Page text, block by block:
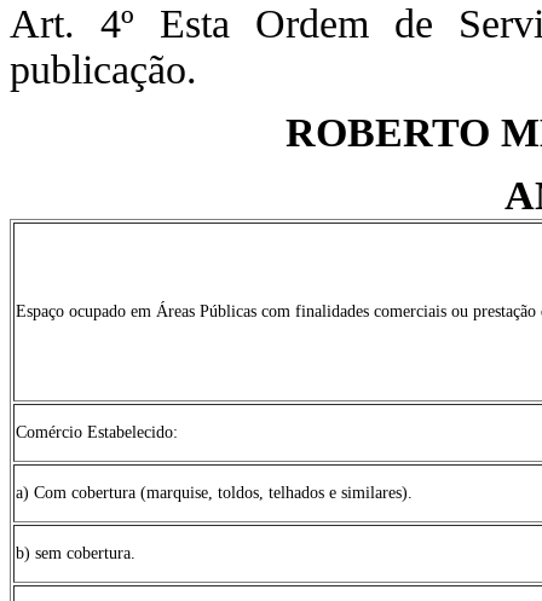
Art. 4º Esta Ordem de
publicação.
ROBERTO
Espaço ocupado em Áreas Públicas com finalidades comerciais ou
Comércio Estabelecido:
a) Com cobertura (marquise, toldos, telhados e similares).
b) sem cobertura.